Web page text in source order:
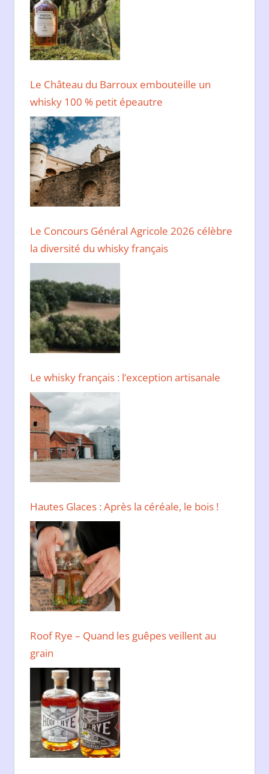
Le Château du Barroux embouteille un
whisky 100 % petit épeautre
Le Concours Général Agricole 2026 célèbre
la diversité du whisky français
Le whisky français : l’exception artisanale
Hautes Glaces : Après la céréale, le bois !
Roof Rye – Quand les guêpes veillent au
grain